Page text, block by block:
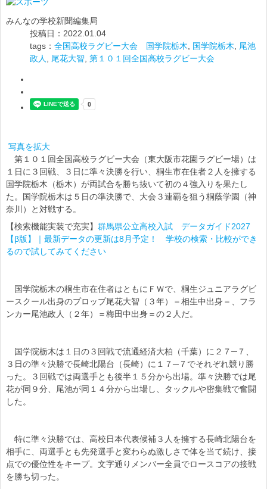
みんなの学校新聞編集局
投稿日：2022.01.04
tags： 全国高校ラグビー大会 国学院栃木 国学院栃木
尾池
政人
尾花大智 第１０１回全国高校ラグビー大会
写真を拡大
第１０１回全国高校ラグビー大会（東大阪市花園ラグビー場）は
１日に３回戦、３日に準々決勝を行い、桐生市在住者２人を擁する
国学院栃木（栃木）が両試合を勝ち抜いて初の４強入りを果たし
た。国学院栃木は５日の準決勝で、大会３連覇を狙う桐蔭学園（神
奈川）と対戦する。
【検索機能実装で充実】 群馬県公立高校入試 データガイド2027
【β版】｜最新データの更新は8月予定！ 学校の検索・比較ができ
るので試してみてください
国学院栃木の桐生市在住者はともにＦＷで、桐生ジュニアラグビ
ースクール出身のプロップ尾花大智（３年）＝相生中出身＝、フラ
ンカー尾池政人（２年）＝梅田中出身＝の２人だ。
国学院栃木は１日の３回戦で流通経済大柏（千葉）に２７─７、
３日の準々決勝で長崎北陽台（長崎）に１７─７でそれぞれ競り勝
った。３回戦では両選手とも後半１５分から出場。準々決勝では尾
花が同９分、尾池が同１４分から出場し、タックルや密集戦で奮闘
した。
特に準々決勝では、高校日本代表候補３人を擁する長崎北陽台を
相手に、両選手とも先発選手と変わらぬ激しさで体を当て続け、接
点での優位性をキープ。文字通りメンバー全員でロースコアの接戦
を勝ち切った。